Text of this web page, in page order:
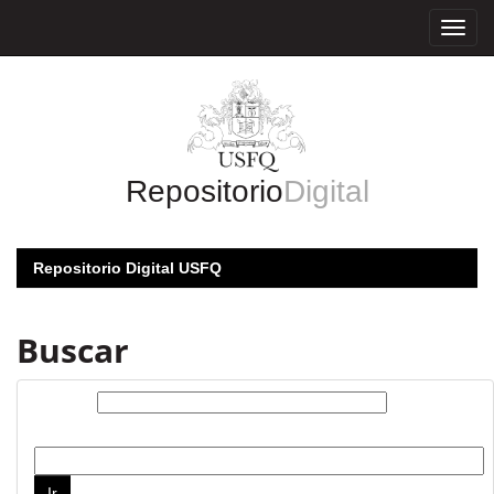
RepositorioDigital
Repositorio Digital USFQ
Buscar